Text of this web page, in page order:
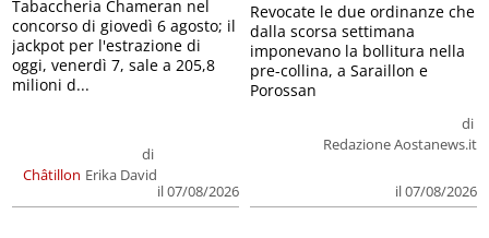
Châtillon
di
Erika David
il 07/08/2026
Tabaccheria Chameran nel
concorso di giovedì 6 agosto; il
jackpot per l'estrazione di
oggi, venerdì 7, sale a 205,8
milioni d...
di
Redazione Aostanews.it
il 07/08/2026
Revocate le due ordinanze che
dalla scorsa settimana
imponevano la bollitura nella
pre-collina, a Saraillon e
Porossan